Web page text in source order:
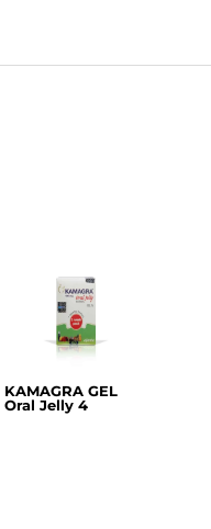
KAMAGRA GEL
Oral Jelly 4